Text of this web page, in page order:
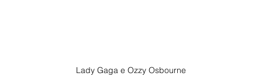
Lady Gaga e Ozzy Osbourne